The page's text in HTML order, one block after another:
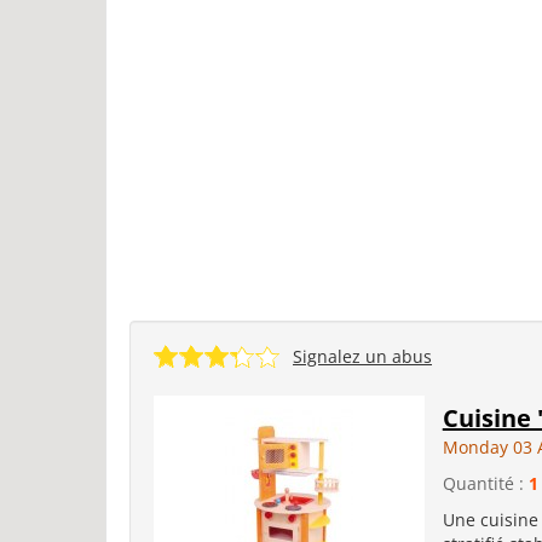
Signalez un abus
Cuisine
Monday 03
Quantité : 1
Une